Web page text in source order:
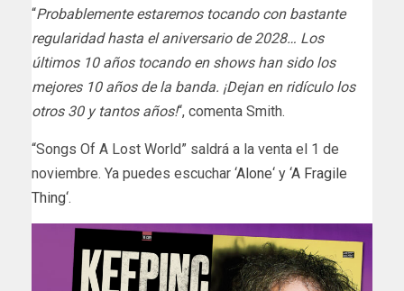
“Probablemente estaremos tocando con bastante
regularidad hasta el aniversario de 2028… Los
últimos 10 años tocando en shows han sido los
mejores 10 años de la banda. ¡Dejan en ridículo los
otros 30 y tantos años!“, comenta Smith.
“Songs Of A Lost World” saldrá a la venta el 1 de
noviembre. Ya puedes escuchar ‘Alone‘ y ‘A Fragile
Thing‘.